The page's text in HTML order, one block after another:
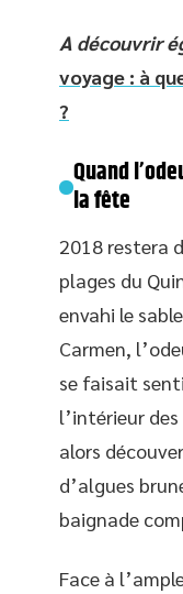
A découvrir
voyage : à
?
Quand
la fête
2018 restera
plages du
envahi le
Carmen,
se faisait
l’intérieur
alors
d’algues
baignade
Face à